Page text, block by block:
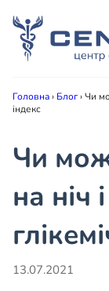
Головна› Блог›Чи
індекс
Чи
на ніч
13.07.2021